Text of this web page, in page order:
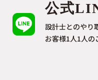
公式
設計士とのやり
お客様1人1人の